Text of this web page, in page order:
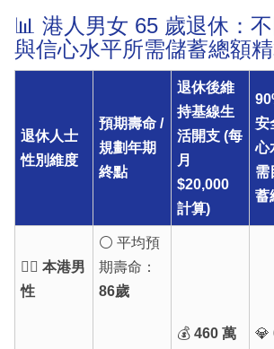
📊 港人男女 65 歲退休：
與信心水平所需儲蓄總額
退休人士
性別維度
預期壽命 /
規劃年期
終點
退休後維
持基線生
活開支 (每
月
$20,000
計算)
安
心
需
蓄
🙋‍♂️ 本港男
性
⚪ 平均預
期壽命：
86歲
💰 460 萬
💎